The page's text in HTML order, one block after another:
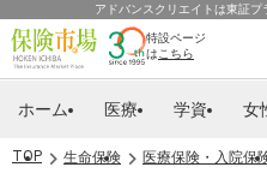
アドバンスクリエイトは東証プ
特設ページ
は こちら
ホーム 医療 学資 女
TOP 生命保険 医療保険・入院保